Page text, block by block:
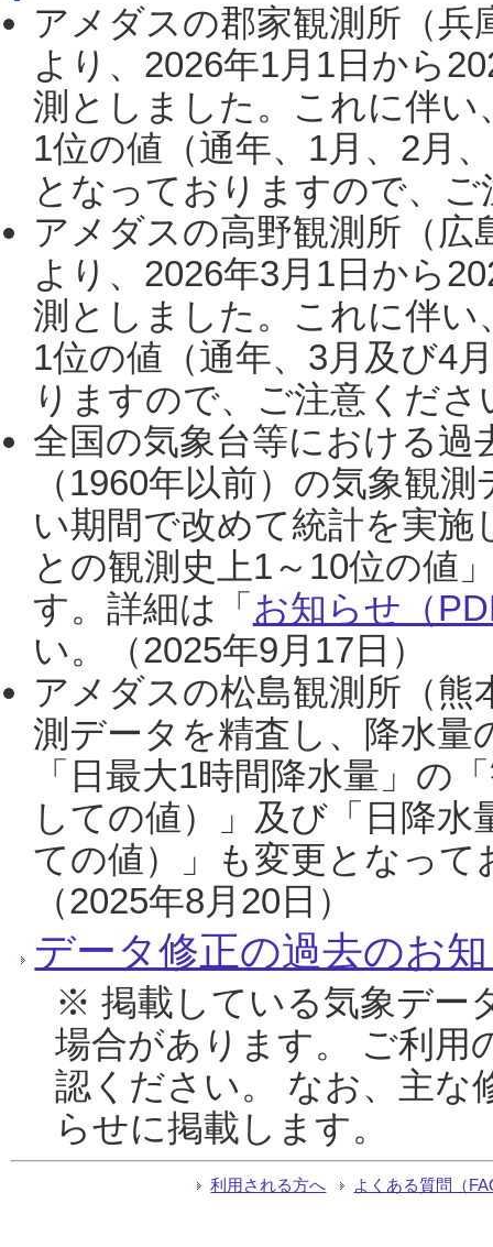
アメダスの郡家観測所（
より、2026年1月1日から
測としました。これに伴い
1位の値（通年、1月、2月
となっておりますので、
アメダスの高野観測所（
より、2026年3月1日から
測としました。これに伴い
1位の値（通年、3月及び4
りますので、ご注意くだ
全国の気象台等における過
（1960年以前）の気象観
い期間で改めて統計を実
との観測史上1～10位の値
す。詳細は「 お知らせ（
い。（2025年9月17日）
アメダスの松島観測所（熊
測データを精査し、降水
「日最大1時間降水量」の
しての値）」及び「日降
ての値）」も変更となっ
（2025年8月20日）
データ修正の過去のお
※ 掲載している気象デー
場合があります。 ご利用
認ください。 なお、主な
らせに掲載します。
利用される方へ よくある質問（